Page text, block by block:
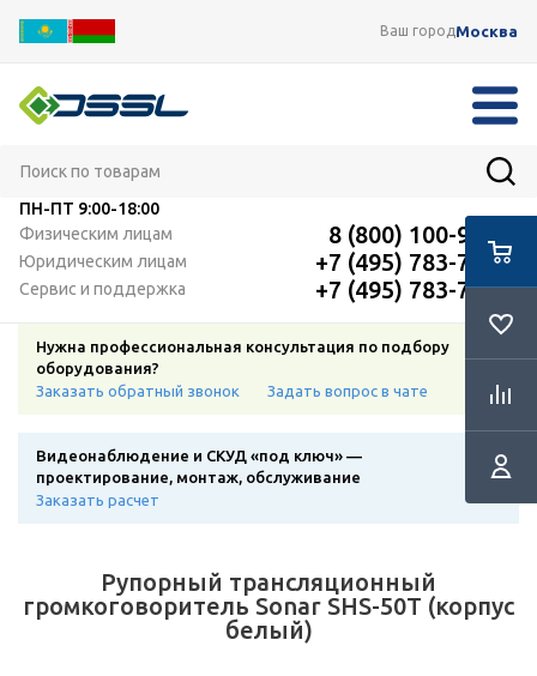
Ваш городМосква
ПН-ПТ 9:00-18:00
Физическим лицам
8 (800) 100-91-12
Юридическим лицам +7 (495) 783-72-87
Сервис и поддержка +7 (495) 783-72-87
Нужна профессиональная консультация по подбору
оборудования?
Заказать обратный звонок
Задать вопрос в чате
Видеонаблюдение и СКУД «под ключ» —
проектирование, монтаж, обслуживание
Заказать расчет
Рупорный трансляционный
громкоговоритель Sonar SHS-50T (корпус
белый)